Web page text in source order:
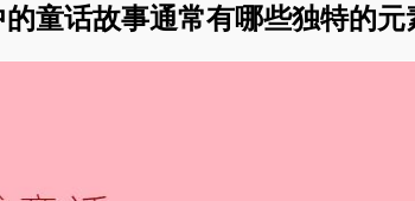
童话故事通常有哪些独特的元